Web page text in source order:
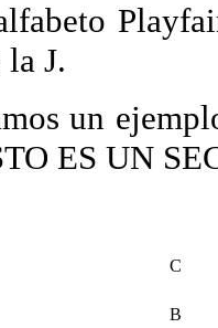
la J.
un
ES UN
C
B